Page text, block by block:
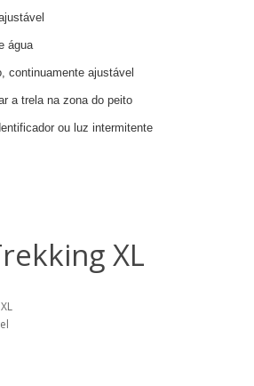
água
continuamente ajustável
a trela na zona do peito
ou luz intermitente
XL